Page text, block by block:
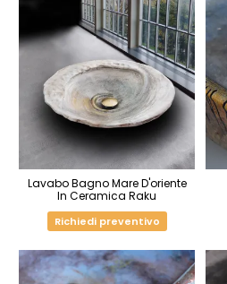
Lavabo Bagno Mare D'oriente
In Ceramica Raku
Richiedi preventivo